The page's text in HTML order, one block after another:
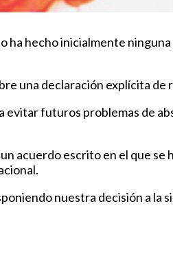
hecho inicialmente
una declaración explícita
futuros problemas de
acuerdo escrito en el que
nuestra decisión a